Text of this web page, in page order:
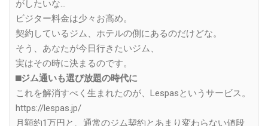
がしたいな…
ビジター料金は少々お高め。
契約しているジム、ホテルの側にあるのだけどな。
そう、あなたが今日行きたいジム、
実はその時に決まるのです。
⬛︎ジム通いも選び放題の時代に
これを解消すべく生まれたのが、Lespasというサービス。
https://lespas.jp/
月額約1万円と、通常のジム契約とあまり変わらない値段